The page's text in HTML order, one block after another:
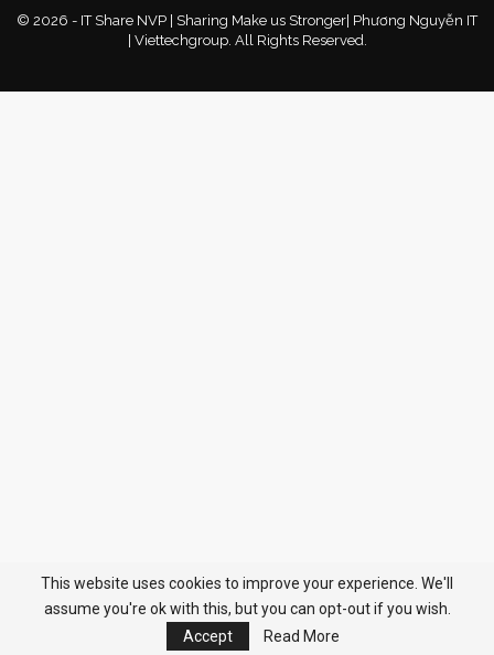
© 2026 - IT Share NVP | Sharing Make us Stronger| Phương Nguyễn IT
| Viettechgroup. All Rights Reserved.
This website uses cookies to improve your experience. We'll
assume you're ok with this, but you can opt-out if you wish.
Accept
Read More